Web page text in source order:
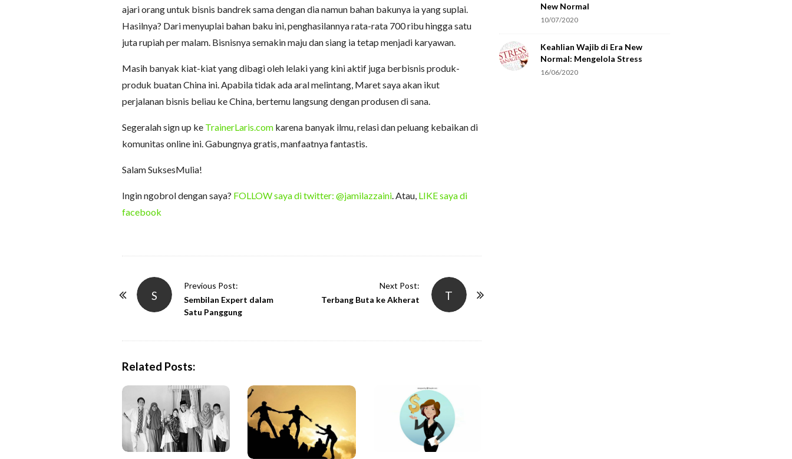
ajari orang untuk bisnis bandrek sama dengan dia namun bahan bakunya ia yang suplai.
Hasilnya? Dari menyuplai bahan baku ini, penghasilannya rata-rata 700 ribu hingga satu
juta rupiah per malam. Bisnisnya semakin maju dan siang ia tetap menjadi karyawan.
Masih banyak kiat-kiat yang dibagi oleh lelaki yang kini aktif juga berbisnis produk-
produk buatan China ini. Apabila tidak ada aral melintang, Maret saya akan ikut
perjalanan bisnis beliau ke China, bertemu langsung dengan produsen di sana.
Segeralah sign up ke TrainerLaris.com karena banyak ilmu, relasi dan peluang kebaikan di
komunitas online ini. Gabungnya gratis, manfaatnya fantastis.
Salam SuksesMulia!
Ingin ngobrol dengan saya? FOLLOW saya di twitter: @jamilazzaini . Atau, LIKE saya di
facebook
S
Previous Post:
Sembilan Expert dalam
Satu Panggung
T
Next Post:
Terbang Buta ke Akherat
Related Posts:
New Normal
10/07/2020
Keahlian Wajib di Era New
Normal: Mengelola Stress
16/06/2020